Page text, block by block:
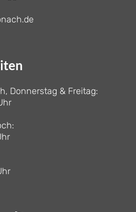
Donnerstag & Freitag: